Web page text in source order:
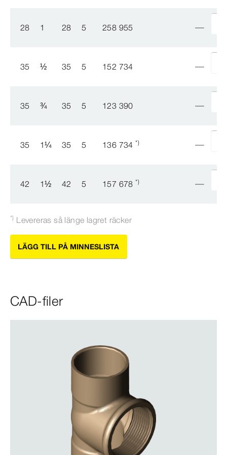
28 1 28 5 258 955
35 ½ 35 5 152 734
35 ¾ 35 5 123 390
35 1¼ 35 5 136 734 *)
42 1½ 42 5 157 678 *)
*) Levereras så länge lagret räcker
LÄGG TILL PÅ MINNESLISTA
CAD-filer